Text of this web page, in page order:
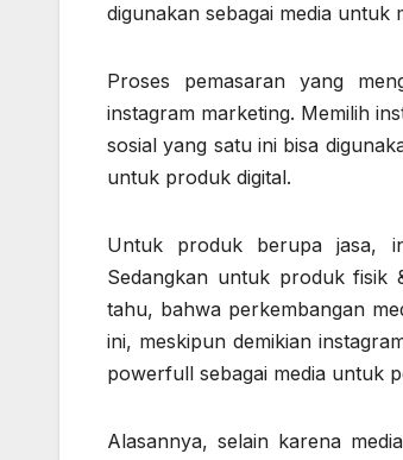
digunakan sebagai media
Proses pemasaran yang
instagram marketing. Memilih
sosial yang satu ini bisa
untuk produk digital.
Untuk produk berupa jasa,
Sedangkan untuk produk fisik
tahu, bahwa perkembangan
ini, meskipun demikian
powerfull sebagai media untuk
Alasannya, selain karena